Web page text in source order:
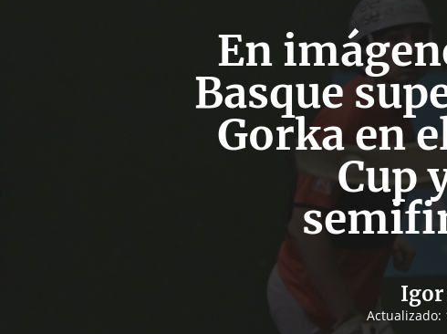
En
Basque
Gorka en
Cup
Igor
Actualizado: